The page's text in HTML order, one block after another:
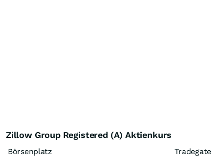
Zillow Group Registered (A) Aktienkurs
Börsenplatz
Tradegate